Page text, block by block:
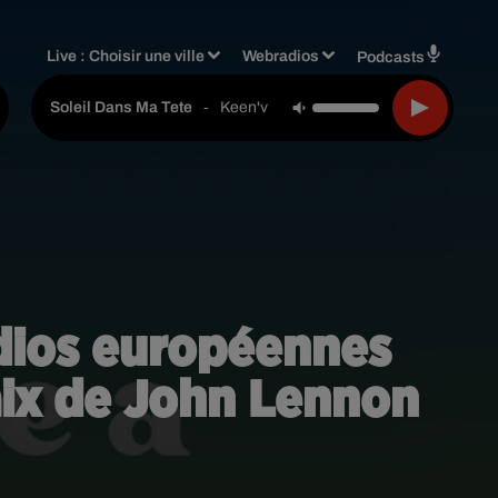
Live :Choisir une ville Webradios Podcasts
Soleil Dans Ma Tete - Keen'v
européennes
de John Lennon